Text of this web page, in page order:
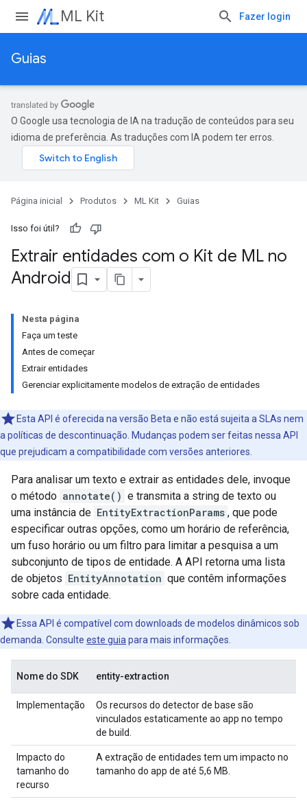
ML Kit Fazer login
Guias
O Google usa tecnologia de IA na tradução de conteúdos para seu
idioma de preferência. As traduções com IA podem ter erros.
Página inicial Produtos ML Kit Guias
Isso foi útil?
Extrair entidades com o Kit de ML no
Android
Nesta página
Faça um teste
Antes de começar
Extrair entidades
Gerenciar explicitamente modelos de extração de entidades
Esta API é oferecida na versão Beta e não está sujeita a SLAs nem
a políticas de descontinuação. Mudanças podem ser feitas nessa API
que prejudicam a compatibilidade com versões anteriores.
Para analisar um texto e extrair as entidades dele, invoque
o método annotate() e transmita a string de texto ou
uma instância de EntityExtractionParams , que pode
especificar outras opções, como um horário de referência,
um fuso horário ou um filtro para limitar a pesquisa a um
subconjunto de tipos de entidade. A API retorna uma lista
de objetos EntityAnnotation que contêm informações
sobre cada entidade.
Essa API é compatível com downloads de modelos dinâmicos sob
demanda. Consulte este guia para mais informações.
Nome do SDK entity-extraction
Implementação
Os recursos do detector de base são
vinculados estaticamente ao app no tempo
de build.
Impacto do
tamanho do
recurso
A extração de entidades tem um impacto no
tamanho do app de até 5,6 MB.